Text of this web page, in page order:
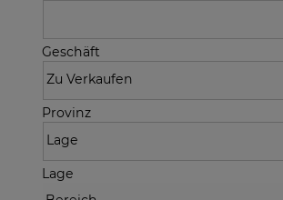
Geschäft
Provinz
Lage